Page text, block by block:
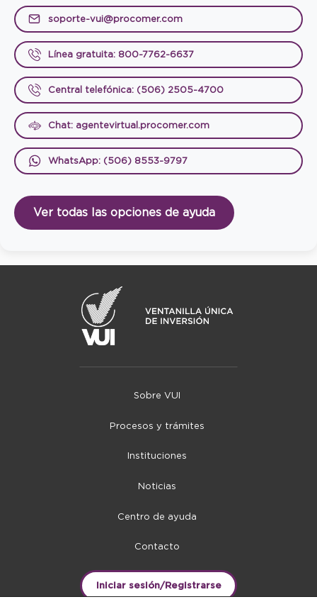
soporte-vui@procomer.com
Línea gratuita: 800-7762-6637
Central telefónica: (506) 2505-4700
Chat: agentevirtual.procomer.com
WhatsApp: (506) 8553-9797
Ver todas las opciones de ayuda
Sobre VUI
Procesos y trámites
Instituciones
Noticias
Centro de ayuda
Contacto
Iniciar sesión/Registrarse